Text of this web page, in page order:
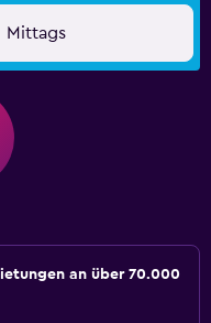
Mittags
an über 70.000